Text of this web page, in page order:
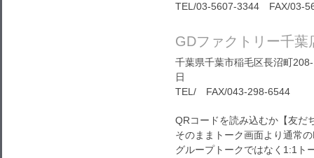
TEL/03-5607-3344 FAX/03-
GDファクトリー千葉
千葉県千葉市稲毛区長沼町
日
TEL/ FAX/043-298-6544
QRコードを読み込むか【友だ
そのままトーク画面より通常
グループトークではなく1:1ト